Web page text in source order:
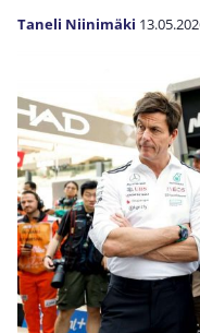
Taneli Niinimäki